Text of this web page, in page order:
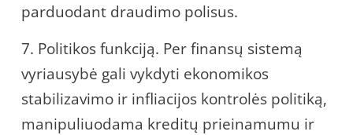
parduodant draudimo polisus.
7. Politikos funkciją. Per finansų sistemą
vyriausybė gali vykdyti ekonomikos
stabilizavimo ir infliacijos kontrolės politiką,
manipuliuodama kreditų prieinamumu ir